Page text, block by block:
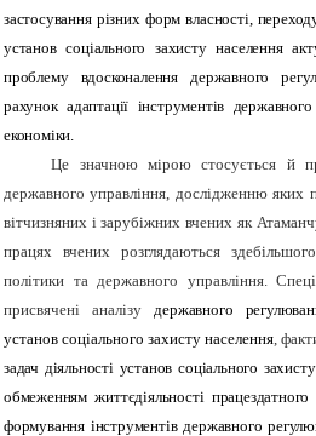
застосування різних форм власності,
установ соціального захисту населення
проблему вдосконалення державного
рахунок адаптації інструментів
економіки.
Це значною мірою стосується й
державного управління, дослідженню яких
вітчизняних і зарубіжних вчених як
працях вчених розглядаються
політики та державного управління.
присвячені аналізудержавного
установ соціального захисту населення,
задач діяльності установ соціального
обмеженням життєдіяльності
формування інструментів державного